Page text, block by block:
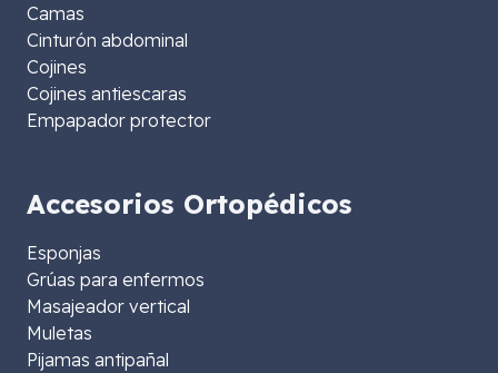
Camas
Cinturón abdominal
Cojines
Cojines antiescaras
Empapador protector
Accesorios Ortopédicos
Esponjas
Grúas para enfermos
Masajeador vertical
Muletas
Pijamas antipañal